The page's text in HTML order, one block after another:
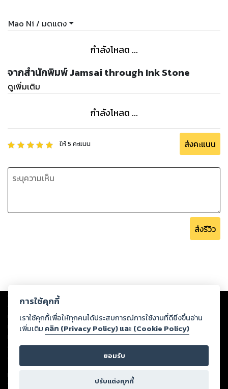
Mao Ni / มดแดง
กำลังโหลด ...
จากสำนักพิมพ์ Jamsai through Ink Stone
ดูเพิ่มเติม
กำลังโหลด ...
ให้5 คะแนน ส่งคะแนน
ส่งรีวิว
Copyright © 2026
ต่อผลงานหรือเนื้อหาใดที่อัปโหลดผ่านเว็บไซต์และปรากฏว่าละเมิดสิทธิใน
ทรัพย์สินทางปัญญาของบุคคลอื่นหรือขัดต่อกฎหมายและศีลธรรม ดังนั้น ผู้อ่าน
ทุกท่านโปรดใช้วิจารณญาณในการกลั่นกรองด้วยตนเอง และหากท่านพบว่าส่วน
หนึ่งส่วนใดขัดต่อกฎหมายและศีลธรรม กรุณาแจ้งมายังบริษัท เพื่อทีมงานจะได้
ดำเนินการในทันที ทั้งนี้ ทางสตอรี่ล็อกขอสงวนลิขสิทธิ์ตามพระราชบัญญัติ
ลิขสิทธิ์ พ.ศ. 2537 (ฉบับล่าสุด)
For support: member@ookbee.com
Version
การใช้คุกกี้
เราใช้คุกกี้เพื่อให้ทุกคนได้ประสบการณ์การใช้งานที่ดียิ่งขึ้นอ่าน
เพิ่มเติม คลิก (Privacy Policy) และ (Cookie Policy)
ยอมรับ
ปรับแต่งคุกกี้